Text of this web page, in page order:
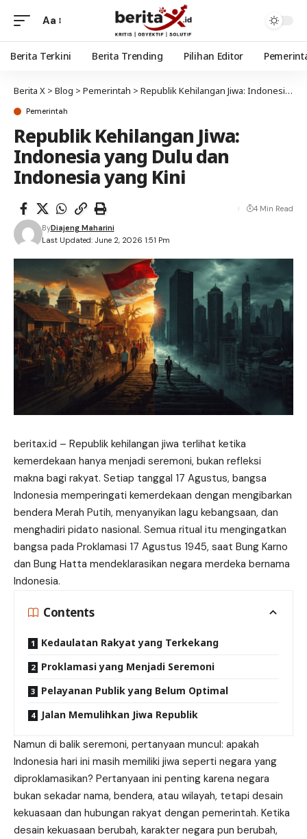
Aa
Berita Terkini Berita Trending Pilihan Editor
Berita X > Blog > Pemerintah > Republik Kehilangan Jiwa: Indonesia yang Dulu dan Indonesia yang Kini
Pemerintah
Republik Kehilangan Jiwa:
Indonesia yang Dulu dan
Indonesia yang Kini
Last Updated: June 2, 2026 1:51 Pm
ByDiajeng Maharini
4 Min Read
beritax.id – Republik kehilangan jiwa terlihat ketika
kemerdekaan hanya menjadi seremoni, bukan refleksi
makna bagi rakyat. Setiap tanggal 17 Agustus, bangsa
Indonesia memperingati kemerdekaan dengan mengibarkan
bendera Merah Putih, menyanyikan lagu kebangsaan, dan
menghadiri pidato nasional. Semua ritual itu mengingatkan
bangsa pada Proklamasi 17 Agustus 1945, saat Bung Karno
dan Bung Hatta mendeklarasikan negara merdeka bernama
Indonesia.
Contents
Kedaulatan Rakyat yang Terkekang
Proklamasi yang Menjadi Seremoni
Pelayanan Publik yang Belum Optimal
Jalan Memulihkan Jiwa Republik
Namun di balik seremoni, pertanyaan muncul: apakah
Indonesia hari ini masih memiliki jiwa seperti negara yang
diproklamasikan? Pertanyaan ini penting karena negara
bukan sekadar nama, bendera, atau wilayah, tetapi desain
kekuasaan dan hubungan rakyat dengan pemerintah. Ketika
desain kekuasaan berubah, karakter negara pun berubah,